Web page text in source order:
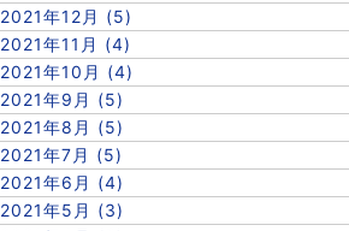
2021年12月 (5)
2021年11月 (4)
2021年10月 (4)
2021年9月 (5)
2021年8月 (5)
2021年7月 (5)
2021年6月 (4)
2021年5月 (3)